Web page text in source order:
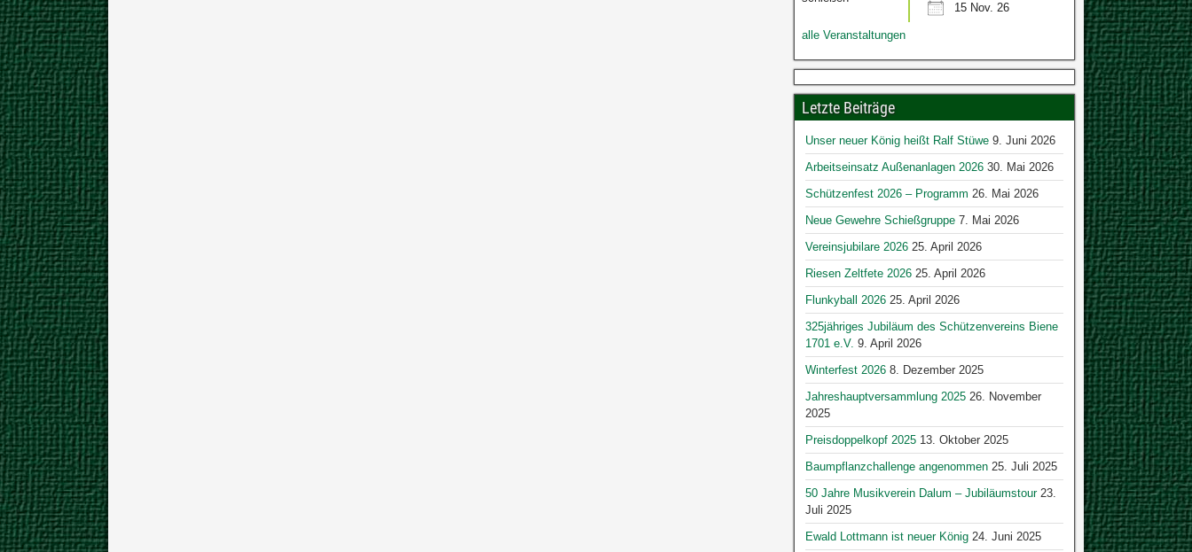
15 Nov. 26
alle Veranstaltungen
Letzte Beiträge
Unser neuer König heißt Ralf Stüwe 9. Juni 2026
Arbeitseinsatz Außenanlagen 2026 30. Mai 2026
Schützenfest 2026 – Programm 26. Mai 2026
Neue Gewehre Schießgruppe 7. Mai 2026
Vereinsjubilare 2026 25. April 2026
Riesen Zeltfete 2026 25. April 2026
Flunkyball 2026 25. April 2026
325jähriges Jubiläum des Schützenvereins Biene
1701 e.V. 9. April 2026
Winterfest 2026 8. Dezember 2025
Jahreshauptversammlung 2025 26. November
2025
Preisdoppelkopf 2025 13. Oktober 2025
Baumpflanzchallenge angenommen 25. Juli 2025
50 Jahre Musikverein Dalum – Jubiläumstour 23.
Juli 2025
Ewald Lottmann ist neuer König 24. Juni 2025